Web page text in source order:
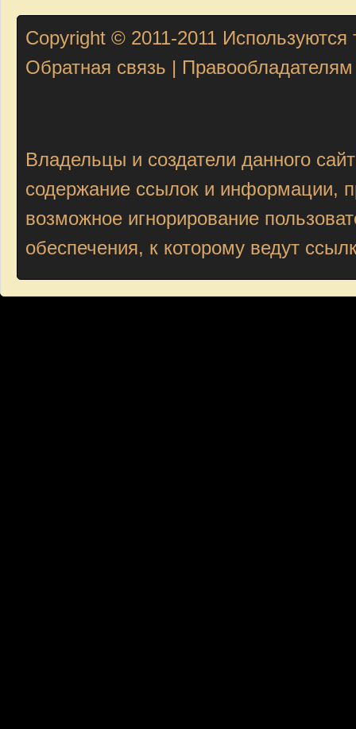
Copyright © 2011-2011 Используются
Обратная связь
Правообладателям
Владельцы и создатели данного
содержание ссылок и информации,
возможное игнорирование
обеспечения, к которому ведут